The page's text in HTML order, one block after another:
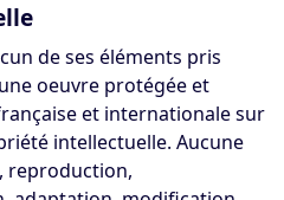
de ses éléments pris
oeuvre protégée et
et internationale sur
intellectuelle. Aucune
reproduction,